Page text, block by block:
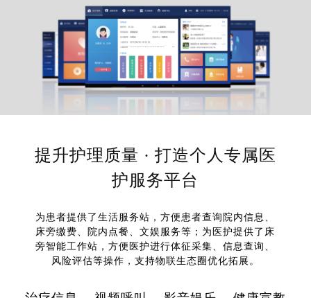
提升护理质量 · 打造个人专属医
护服务平台
为患者提供了生活服务站，方便患者查询院内信息、
床旁缴费、院内点餐、文娱服务等；为医护提供了床
旁智能工作站，方便医护进行体征采集、信息查询、
风险评估等操作，支持物联生态圈优化拓展。